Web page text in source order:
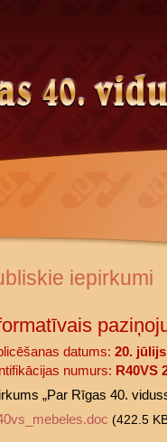
iepirkumi
datums: 20. jūlijs
numurs: R40VS
„Par Rīgas 40.
(422.5